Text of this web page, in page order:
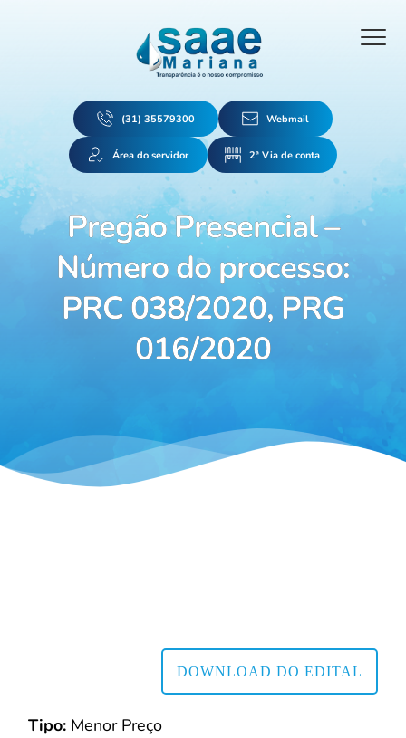
(31) 35579300 Webmail
Área do servidor 2ª Via de conta
Pregão Presencial –
Número do processo:
PRC 038/2020, PRG
016/2020
DOWNLOAD DO EDITAL
Tipo: Menor Preço